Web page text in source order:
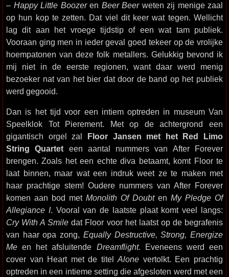
– Happy Little Boozeren Beer Beerweten zij menige zaal
op hun kop te zetten. Dat viel dit keer wat tegen. Wellicht
lag dit aan het vroege tijdstip of een wat tam publiek.
Vooraan ging men in ieder geval goed tekeer op de vrolijke
hoempatonen van deze folk metallers. Gelukkig bevond ik
mij niet in de eerste regionen, want daar werd menig
bezoeker nat van het bier dat door de band op het publiek
werd gegooid.
Dan is het tijd voor een intiem optreden in museum Van
Speelklok Tot Pierement. Met op de achtergrond een
gigantisch orgel zal
Floor Jansen met het Red Limo
String Quartet een aantal nummers van After Forever
brengen. Zoals het een echte diva betaamt, komt Floor te
laat binnen, maar wat een indruk weet ze te maken met
haar prachtige stem! Oudere nummers van After Forever
komen aan bod met Monolith Of Doubten My Pledge Of
Allegiance I. Vooral van de laatste plaat komt veel langs:
Cry With A Smile dat Floor voor het laatst op de begrafenis
van haar opa zong, Equally Destructive, Strong, Energize
Me en het afsluitende Dreamflight. Eveneens werd een
cover van Heart met de titelAlone vertolkt. Een prachtig
optreden in een intieme setting die afgesloten werd met een